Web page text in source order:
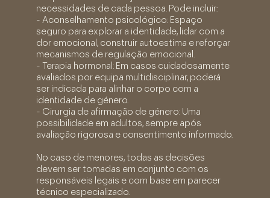
necessidades de cada pessoa. Pode incluir:
- Aconselhamento psicológico: Espaço
seguro para explorar a identidade, lidar com a
dor emocional, construir autoestima e reforçar
mecanismos de regulação emocional.
- Terapia hormonal: Em casos cuidadosamente
avaliados por equipa multidisciplinar, poderá
ser indicada para alinhar o corpo com a
identidade de género.
- Cirurgia de afirmação de género: Uma
possibilidade em adultos, sempre após
avaliação rigorosa e consentimento informado.
No caso de menores, todas as decisões
devem ser tomadas em conjunto com os
responsáveis legais e com base em parecer
técnico especializado.